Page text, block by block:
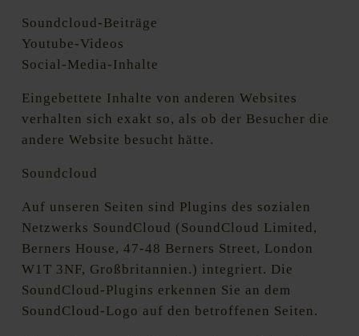
Soundcloud-Beiträge
Youtube-Videos
Social-Media-Inhalte
Eingebettete Inhalte von anderen Websites
verhalten sich exakt so, als ob der Besucher die
andere Website besucht hätte.
Soundcloud
Auf unseren Seiten sind Plugins des sozialen
Netzwerks SoundCloud (SoundCloud Limited,
Berners House, 47-48 Berners Street, London
W1T 3NF, Großbritannien.) integriert. Die
SoundCloud-Plugins erkennen Sie an dem
SoundCloud-Logo auf den betroffenen Seiten.